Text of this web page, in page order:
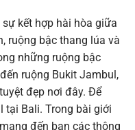
kết hợp hài hòa giữa
ruộng bậc thang lúa và
những ruộng bậc
ruộng Bukit Jambul,
đẹp nơi đây. Để
tại Bali. Trong bài giới
đến bạn các thông